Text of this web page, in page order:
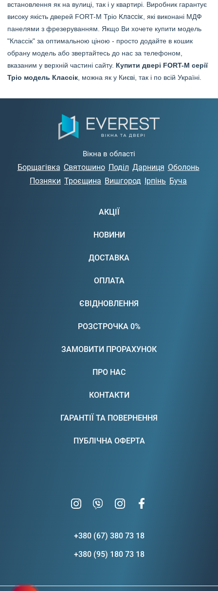
встановлення як на вулиці, так і у квартирі. Виробник гарантує
високу якість дверей FORT-M Тріо Классік , які виконані МДФ
панелями з фрезеруванням. Якщо Ви хочете купити модель
"Классік" за оптимальною ціною - просто додайте в кошик
обрану модель або звертайтесь до нас за телефоном,
вказаним у верхній частині сайту. Купити двері FORT-M серії
Тріо модель Классік , можна як у Києві, так і по всій Україні.
Вікна в області
Борщагівка Святошино Поділ Дарниця Оболонь
Позняки Троєщина Вишгород Ірпінь Буча
АКЦІЇ
НОВИНИ
ДОСТАВКА
ОПЛАТА
ЄВІДНОВЛЕННЯ
РОЗСТРОЧКА 0%
ЗАМОВИТИ ПРОРАХУНОК
ПРО НАС
КОНТАКТИ
ГАРАНТІЇ ТА ПОВЕРНЕННЯ
ПУБЛІЧНА ОФЕРТА
+380 (67) 380 73 18
+380 (95) 180 73 18